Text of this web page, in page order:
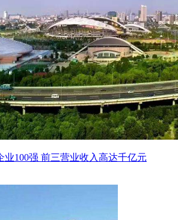
业100强 前三营业收入高达千亿元